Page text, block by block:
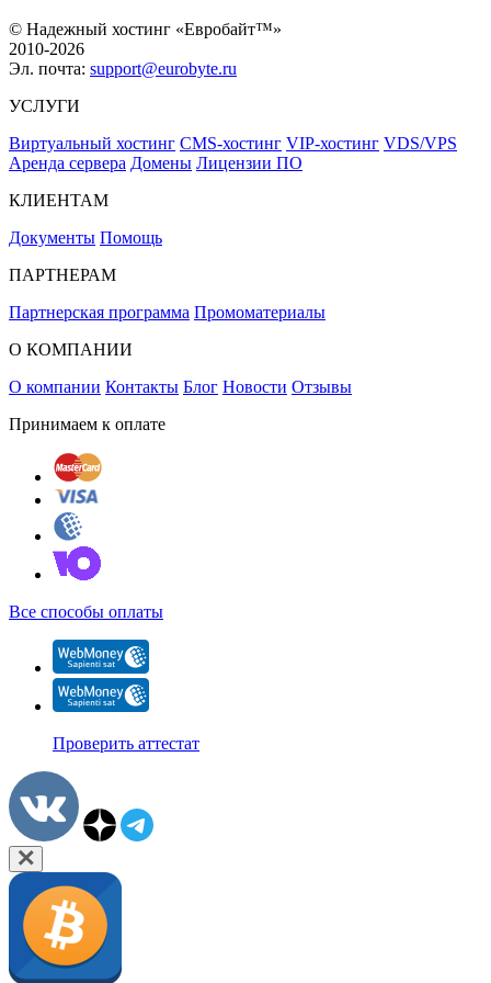
© Надежный хостинг «Евробайт™»
2010-2026
Эл. почта: support@eurobyte.ru
УСЛУГИ
Виртуальный хостинг CMS-хостинг VIP-хостинг VDS/VPS
Аренда сервера Домены Лицензии ПО
КЛИЕНТАМ
Документы Помощь
ПАРТНЕРАМ
Партнерская программа Промоматериалы
О КОМПАНИИ
О компании Контакты Блог Новости Отзывы
Принимаем к оплате
Все способы оплаты
Проверить аттестат